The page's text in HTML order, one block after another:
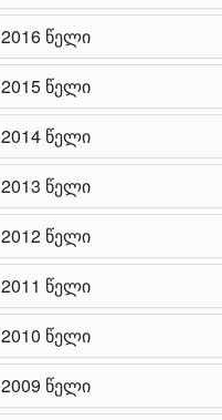
2016 წელი
2015 წელი
2014 წელი
2013 წელი
2012 წელი
2011 წელი
2010 წელი
2009 წელი